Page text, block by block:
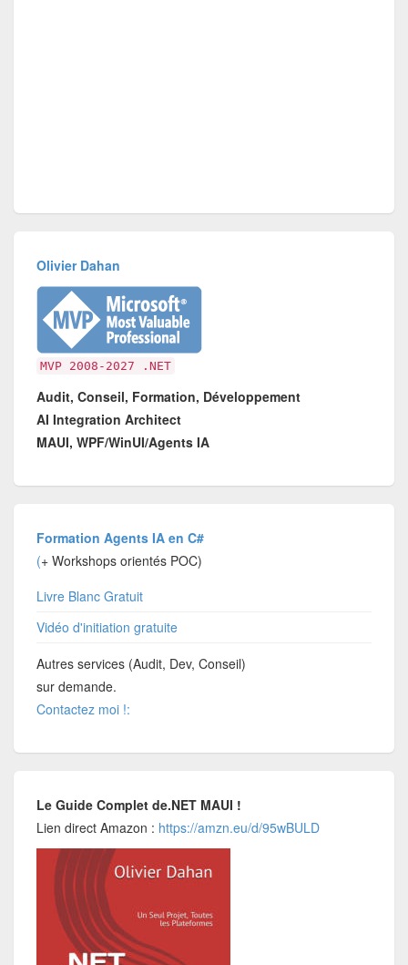
Olivier Dahan
MVP 2008-2027 .NET
Audit, Conseil, Formation, Développement
AI Integration Architect
MAUI, WPF/WinUI/Agents IA
Formation Agents IA en C#
(+ Workshops orientés POC)
Livre Blanc Gratuit
Vidéo d'initiation gratuite
Autres services (Audit, Dev, Conseil)
sur demande.
Contactez moi !:
Le Guide Complet de.NET MAUI !
Lien direct Amazon : https://amzn.eu/d/95wBULD